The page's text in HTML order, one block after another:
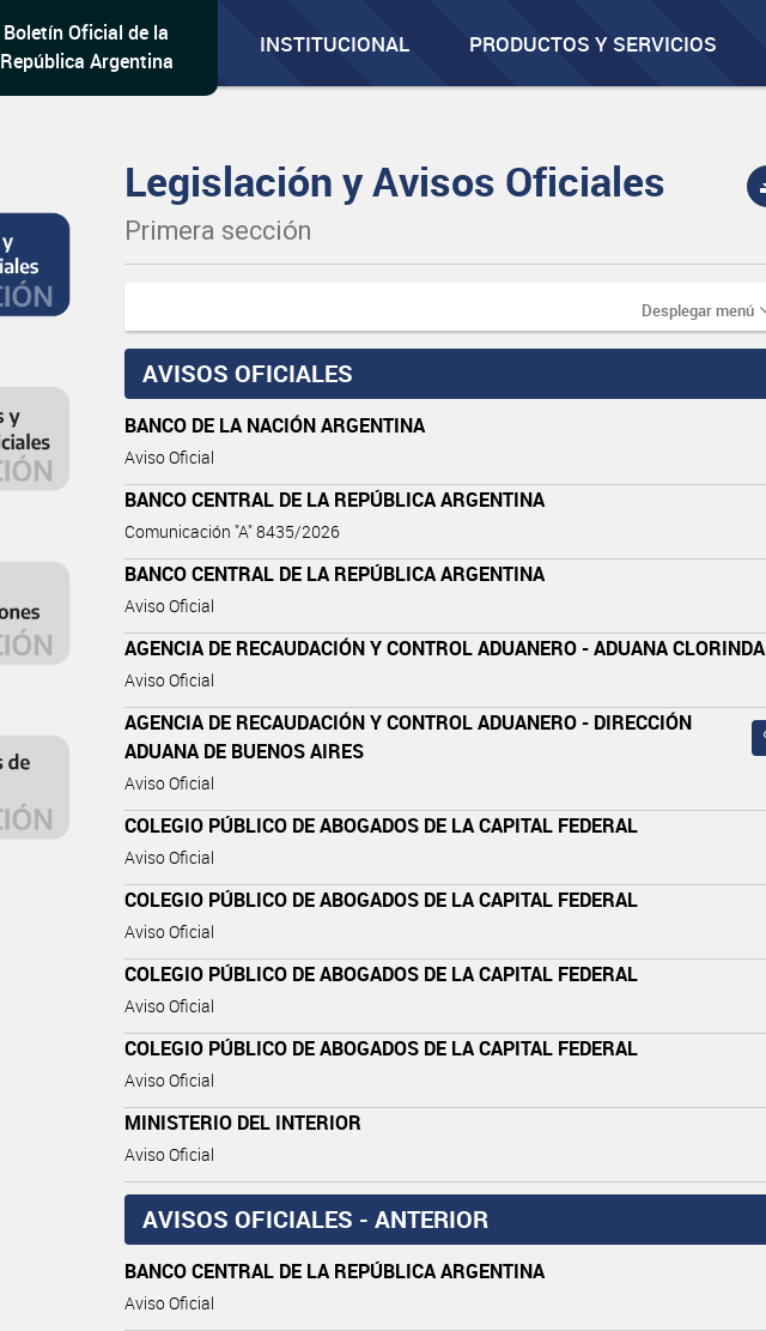
Boletín Oficial de la
República Argentina
INSTITUCIONAL PRODUCTOS Y SERVICIOS
Legislación y Avisos Oficiales
Primera sección
Desplegar menú
AVISOS OFICIALES
BANCO DE LA NACIÓN ARGENTINA
Aviso Oficial
BANCO CENTRAL DE LA REPÚBLICA ARGENTINA
Comunicación "A" 8435/2026
BANCO CENTRAL DE LA REPÚBLICA ARGENTINA
Aviso Oficial
AGENCIA DE RECAUDACIÓN Y CONTROL ADUANERO - ADUANA CLORINDA
Aviso Oficial
AGENCIA DE RECAUDACIÓN Y CONTROL ADUANERO - DIRECCIÓN
ADUANA DE BUENOS AIRES
Aviso Oficial
COLEGIO PÚBLICO DE ABOGADOS DE LA CAPITAL FEDERAL
Aviso Oficial
COLEGIO PÚBLICO DE ABOGADOS DE LA CAPITAL FEDERAL
Aviso Oficial
COLEGIO PÚBLICO DE ABOGADOS DE LA CAPITAL FEDERAL
Aviso Oficial
COLEGIO PÚBLICO DE ABOGADOS DE LA CAPITAL FEDERAL
Aviso Oficial
MINISTERIO DEL INTERIOR
Aviso Oficial
AVISOS OFICIALES - ANTERIOR
BANCO CENTRAL DE LA REPÚBLICA ARGENTINA
Aviso Oficial